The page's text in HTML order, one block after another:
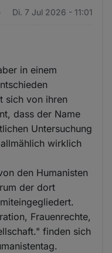
Di. 7 Jul 2026 - 11:01
in einem
sich von ihren
dass der Name
Untersuchung
wirklich
den Humanisten
der dort
Frauenrechte,
finden sich